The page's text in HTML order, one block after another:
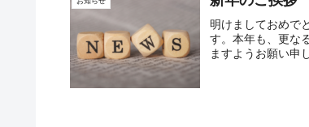
明けましておめで
す。本年も、更な
ますようお願い申